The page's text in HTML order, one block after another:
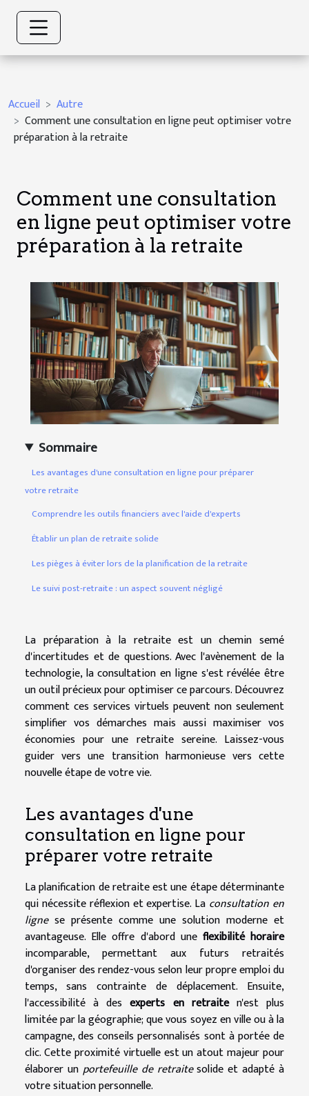
Accueil
Autre
Comment une consultation en ligne peut optimiser votre
préparation à la retraite
Comment une consultation
en ligne peut optimiser votre
préparation à la retraite
Sommaire
Les avantages d'une consultation en ligne pour préparer
votre retraite
Comprendre les outils financiers avec l'aide d'experts
Établir un plan de retraite solide
Les pièges à éviter lors de la planification de la retraite
Le suivi post-retraite : un aspect souvent négligé
La préparation à la retraite est un chemin semé
d'incertitudes et de questions. Avec l'avènement de la
technologie, la consultation en ligne s'est révélée être
un outil précieux pour optimiser ce parcours. Découvrez
comment ces services virtuels peuvent non seulement
simplifier vos démarches mais aussi maximiser vos
économies pour une retraite sereine. Laissez-vous
guider vers une transition harmonieuse vers cette
nouvelle étape de votre vie.
Les avantages d'une
consultation en ligne pour
préparer votre retraite
La planification de retraite est une étape déterminante
qui nécessite réflexion et expertise. La consultation en
lignese présente comme une solution moderne et
avantageuse. Elle offre d'abord une flexibilité horaire
incomparable, permettant aux futurs retraités
d'organiser des rendez-vous selon leur propre emploi du
temps, sans contrainte de déplacement. Ensuite,
l'accessibilité à desexperts en retraiten'est plus
limitée par la géographie; que vous soyez en ville ou à la
campagne, des conseils personnalisés sont à portée de
clic. Cette proximité virtuelle est un atout majeur pour
élaborer un portefeuille de retraitesolide et adapté à
votre situation personnelle.